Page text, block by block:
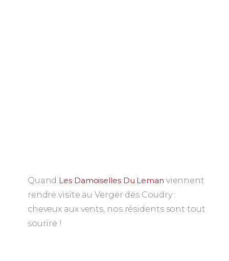
Quand Les Damoiselles Du Leman viennent
rendre visite au Verger des Coudry :
cheveux aux vents, nos résidents sont tout
sourire !